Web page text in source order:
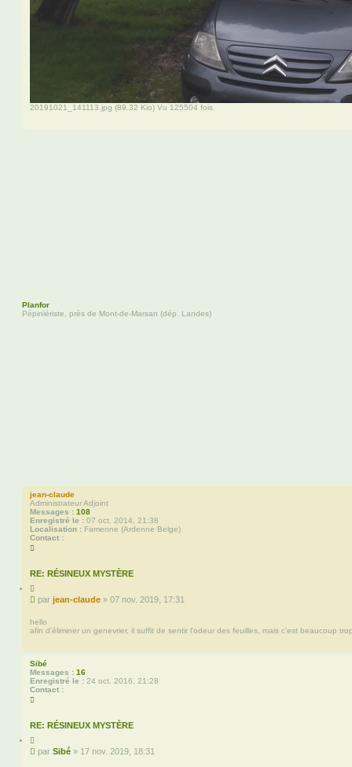
20191021_141113.jpg (89.32 Kio) Vu 125504 fois
Planfor
Pépiniériste, près de Mont-de-Marsan (dép. Landes)
jean-claude
Administrateur Adjoint
Messages : 108
Enregistré le : 07 oct. 2014, 21:38
Localisation : Famenne (Ardenne Belge)
Contact :
t
t
e
j
e
c
l
a
u
RE: RÉSINEUX MYSTÈRE
i
t
r
M
s
s
g
e
par jean-claude » 07 nov. 2019, 17:31
hello
afin d'éliminer un genevrier, il suffit de sentir l'odeur des feuilles, mais c'est beaucoup
Sibé
Messages : 16
Enregistré le : 24 oct. 2016, 21:28
Contact :
t
t
e
RE: RÉSINEUX MYSTÈRE
i
t
M
par Sibé » 17 nov. 2019, 18:31